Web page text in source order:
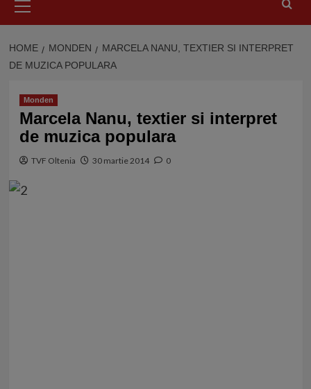
Menu
HOME MONDEN
MARCELA NANU, TEXTIER SI INTERPRET
DE MUZICA POPULARA
Monden
Marcela Nanu, textier si interpret
de muzica populara
TVF Oltenia 30 martie 2014 0